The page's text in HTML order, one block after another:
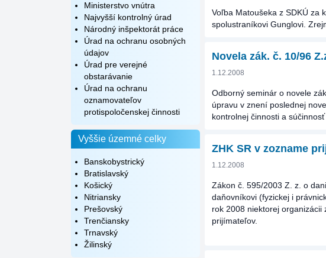
Ministerstvo vnútra
Najvyšší kontrolný úrad
Národný inšpektorát práce
Úrad na ochranu osobných
údajov
Úrad pre verejné
obstarávanie
Úrad na ochranu
oznamovateľov
protispoločenskej činnosti
Vyššie územné celky
Banskobystrický
Bratislavský
Košický
Nitriansky
Prešovský
Trenčiansky
Trnavský
Žilinský
Voľba Matoušeka z SDKÚ za
spolustraníkovi Gunglovi.
Novela zák. č. 10/96
1.12.2008
Odborný seminár o novele
úpravu v znení poslednej
kontrolnej činnosti a
ZHK SR v zozname
1.12.2008
Zákon č. 595/2003 Z. z. o
daňovníkovi (fyzickej i
rok 2008 niektorej
prijímateľov.